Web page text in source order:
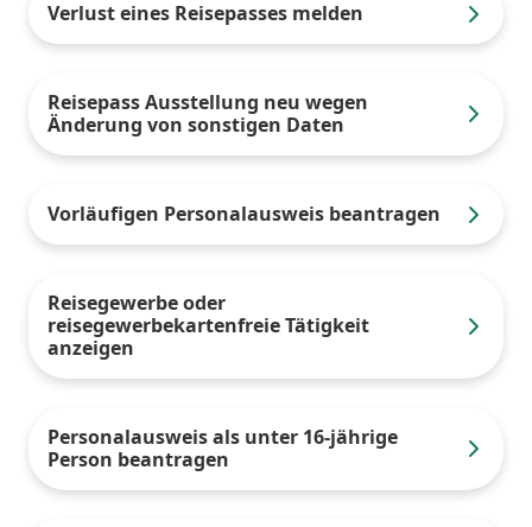
Verlust eines Reisepasses melden
Reisepass Ausstellung neu wegen
Änderung von sonstigen Daten
Vorläufigen Personalausweis beantragen
Reisegewerbe oder
reisegewerbekartenfreie Tätigkeit
anzeigen
Personalausweis als unter 16-jährige
Person beantragen